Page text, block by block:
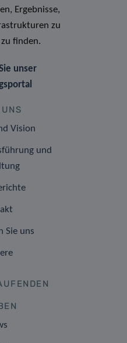
Ergebnisse,
zu
finden.
unser
Vision
und
Sie uns